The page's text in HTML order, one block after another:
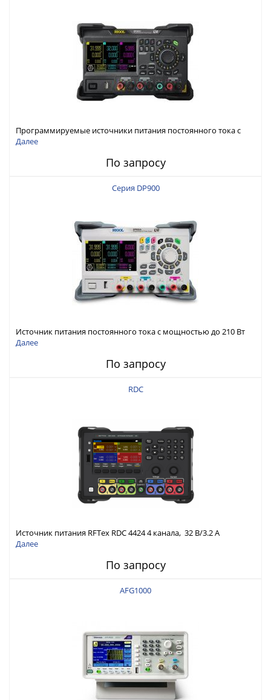
Программируемые источники питания постоянного тока с
мощностью 222 Вт, 3 канала
Далее
По запросу
Серия DP900
Источник питания постоянного тока с мощностью до 210 Вт
Далее
По запросу
RDC
Источник питания RFTex RDC 4424 4 канала, 32 В/3.2 А
Далее
По запросу
AFG1000